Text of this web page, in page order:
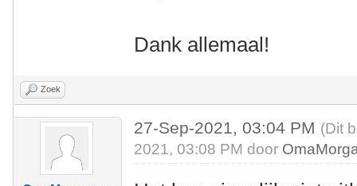
Dank allemaal!
Zoek
27-Sep-2021, 03:04 PM (Dit
2021, 03:08 PM door